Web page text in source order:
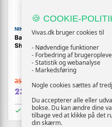
NIKE
Badetøj til Børn Nike 4" Volley
Short Marineblå 13-15 år
357,-
237,- Vis
På lager
🍪 COOKIE-
Vivas.dk bruger cookies til
- Nødvendige funktioner
- Forbedring af
- Statistik og webanalyse
- Markedsføring
Nogle cookies sættes af
Du accepterer alle eller
bokse. Du kan ændre dine
tilbage ved at klikke på det
din skærm.